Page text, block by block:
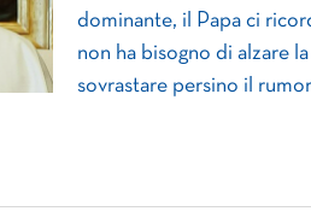
dominante, il Papa ci
non ha bisogno di alzare
sovrastare persino il